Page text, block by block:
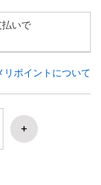
払いで
リポイントについて